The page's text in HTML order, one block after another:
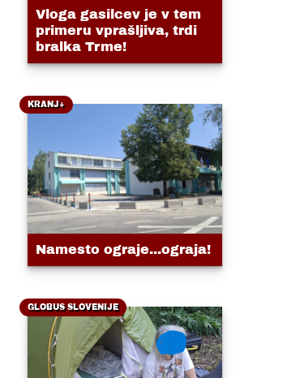
Vloga gasilcev je v tem
primeru vprašljiva, trdi
bralka Trme!
KRANJ+
Namesto ograje...ograja!
GLOBUS SLOVENIJE